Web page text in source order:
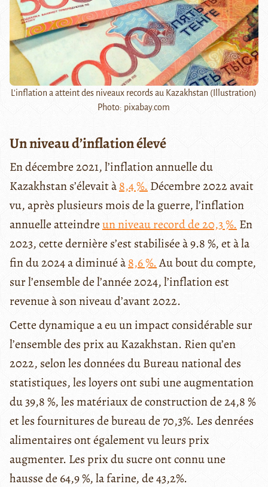
L'inflation a atteint des niveaux records au Kazakhstan (Illustration)
Photo: pixabay.com
Un niveau d’inflation élevé
En décembre 2021, l’inflation annuelle du
Kazakhstan s’élevait à8,4 %. Décembre 2022 avait
vu, après plusieurs mois de la guerre, l’inflation
annuelle atteindreun niveau record de 20,3 %. En
2023, cette dernière s’est stabilisée à 9.8 %, et à la
fin du 2024 a diminué à8,6 %.Au bout du compte,
sur l’ensemble de l’année 2024, l’inflation est
revenue à son niveau d’avant 2022.
Cette dynamique a eu un impact considérable sur
l’ensemble des prix au Kazakhstan. Rien qu’en
2022, selon les données du Bureau national des
statistiques, les loyers ont subi une augmentation
du 39,8 %, les matériaux de construction de 24,8 %
et les fournitures de bureau de 70,3%. Les denrées
alimentaires ont également vu leurs prix
augmenter. Les prix du sucre ont connu une
hausse de 64,9 %, la farine, de 43,2%.